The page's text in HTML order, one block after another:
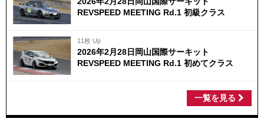
REVSPEED MEETING Rd.1 初級クラス
11枚 Up
2026年2月28日岡山国際サーキット
REVSPEED MEETING Rd.1 初めてクラス
一覧を見る